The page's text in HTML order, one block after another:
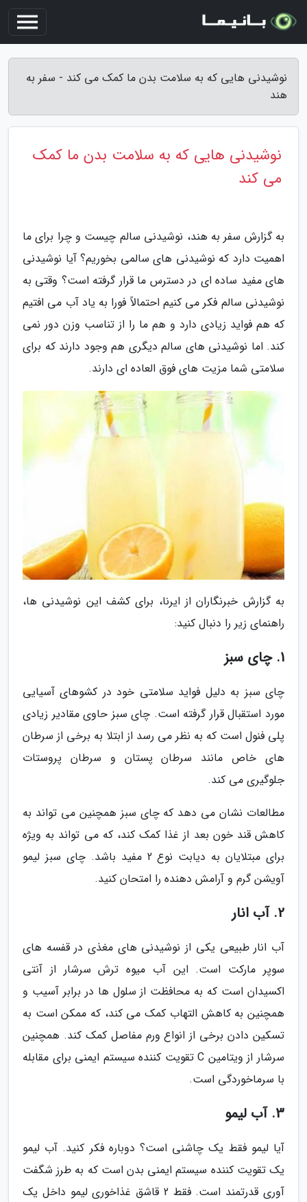
نوشیدنی هایی که به سلامت بدن ما کمک می کند - سفر به
هند
نوشیدنی هایی که به سلامت بدن ما کمک
می کند
به گزارش سفر به هند، نوشیدنی سالم چیست و چرا برای ما
اهمیت دارد که نوشیدنی های سالمی بخوریم؟ آیا نوشیدنی
های مفید ساده ای در دسترس ما قرار گرفته است؟ وقتی به
نوشیدنی سالم فکر می کنیم احتمالاً فورا به یاد آب می افتیم
که هم فواید زیادی دارد و هم ما را از تناسب وزن دور نمی
کند. اما نوشیدنی های سالم دیگری هم وجود دارند که برای
سلامتی شما مزیت های فوق العاده ای دارند.
به گزارش خبرنگاران از ایرنا، برای کشف این نوشیدنی ها،
راهنمای زیر را دنبال کنید:
1. چای سبز
چای سبز به دلیل فواید سلامتی خود در کشوهای آسیایی
مورد استقبال قرار گرفته است. چای سبز حاوی مقادیر زیادی
پلی فنول است که به نظر می رسد از ابتلا به برخی از سرطان
های خاص مانند سرطان پستان و سرطان پروستات
جلوگیری می کند.
مطالعات نشان می دهد که چای سبز همچنین می تواند به
کاهش قند خون بعد از غذا کمک کند، که می تواند به ویژه
برای مبتلایان به دیابت نوع 2 مفید باشد. چای سبز لیمو
آویشن گرم و آرامش دهنده را امتحان کنید.
2. آب انار
آب انار طبیعی یکی از نوشیدنی های مغذی در قفسه های
سوپر مارکت است. این آب میوه ترش سرشار از آنتی
اکسیدان است که به محافظت از سلول ها در برابر آسیب و
همچنین به کاهش التهاب کمک می کند، که ممکن است به
تسکین دادن برخی از انواع ورم مفاصل کمک کند. همچنین
سرشار از ویتامین C تقویت کننده سیستم ایمنی برای مقابله
با سرماخوردگی است.
3. آب لیمو
آیا لیمو فقط یک چاشنی است؟ دوباره فکر کنید. آب لیمو
یک تقویت کننده سیستم ایمنی بدن است که به طرز شگفت
آوری قدرتمند است. فقط 2 قاشق غذاخوری لیمو داخل یک